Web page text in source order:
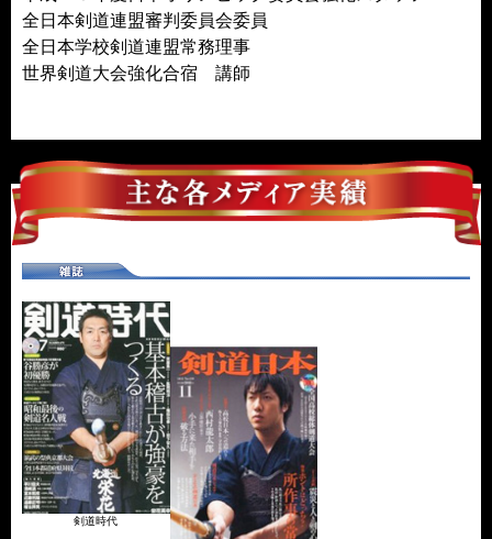
全日本剣道連盟審判委員会委員
全日本学校剣道連盟常務理事
世界剣道大会強化合宿 講師
剣道時代